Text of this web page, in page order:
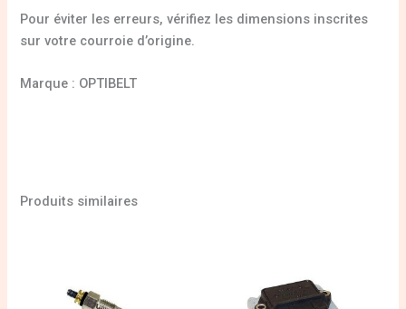
Pour éviter les erreurs, vérifiez les dimensions inscrites
sur votre courroie d’origine.
Marque : OPTIBELT
Produits similaires